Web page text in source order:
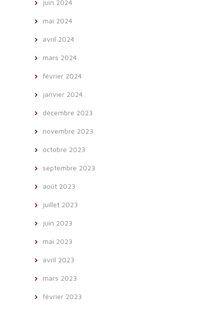
juin 2024
mai 2024
avril 2024
mars 2024
février 2024
janvier 2024
décembre 2023
novembre 2023
octobre 2023
septembre 2023
août 2023
juillet 2023
juin 2023
mai 2023
avril 2023
mars 2023
février 2023